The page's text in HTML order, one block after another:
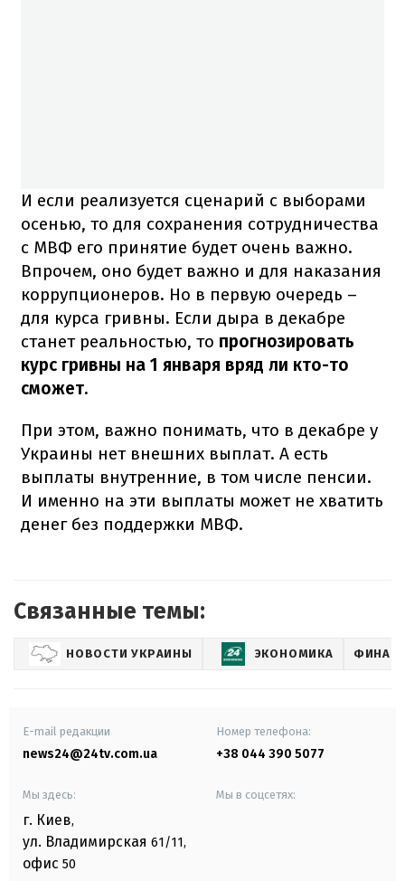
И если реализуется сценарий с выборами
осенью, то для сохранения сотрудничества
с МВФ его принятие будет очень важно.
Впрочем, оно будет важно и для наказания
коррупционеров. Но в первую очередь –
для курса гривны. Если дыра в декабре
станет реальностью, то прогнозировать
курс гривны на 1 января вряд ли кто-то
сможет.
При этом, важно понимать, что в декабре у
Украины нет внешних выплат. А есть
выплаты внутренние, в том числе пенсии.
И именно на эти выплаты может не хватить
денег без поддержки МВФ.
Связанные темы:
НОВОСТИ УКРАИНЫ ЭКОНОМИКА
E-mail редакции
news24@24tv.com.ua
Номер телефона:
+38 044 390 5077
Мы здесь:
г. Киев,
ул. Владимирская 61/11,
офис 50
Мы в соцсетях: